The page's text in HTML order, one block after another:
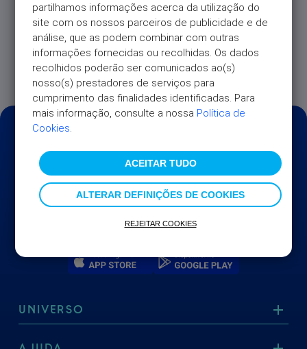
partilhamos informações acerca da utilização do
site com os nossos parceiros de publicidade e de
análise, que as podem combinar com outras
informações fornecidas ou recolhidas. Os dados
recolhidos poderão ser comunicados ao(s)
nosso(s) prestadores de serviços para
cumprimento das finalidades identificadas. Para
mais informação, consulte a nossa Política de
Cookies.
ACEITAR TUDO
ALTERAR DEFINIÇÕES DE COOKIES
REJEITAR COOKIES
vantagens num só Cartão.
* As transferências, adiantamentos e levantamentos
a crédito estão sujeitos a comissão, conforme
preçário em vigor, disponível emuniverso.pt.
UNIVERSO